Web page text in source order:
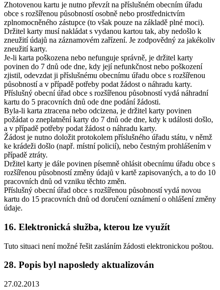
Zhotovenou kartu je nutno převzít na příslušném obecním úřadu
obce s rozšířenou působností osobně nebo prostřednictvím
zplnomocněného zástupce (to však pouze na základě plné moci).
Držitel karty musí nakládat s vydanou kartou tak, aby nedošlo k
zneužití údajů na záznamovém zařízení. Je zodpovědný za jakékoliv
zneužití karty.
Je-li karta poškozena nebo nefunguje správně, je držitel karty
povinen do 7 dnů ode dne, kdy její nefunkčnost nebo poškození
zjistil, odevzdat ji příslušnému obecnímu úřadu obce s rozšířenou
působností a v případě potřeby podat žádost o náhradu karty.
Příslušný obecní úřad obce s rozšířenou působností vydá náhradní
kartu do 5 pracovních dnů ode dne podání žádosti.
Byla-li karta ztracena nebo odcizena, je držitel karty povinen
požádat o zneplatnění karty do 7 dnů ode dne, kdy k události došlo,
a v případě potřeby podat žádost o náhradu karty.
Žádost je nutno doložit protokolem příslušného úřadu státu, v němž
ke krádeži došlo (např. místní policií), nebo čestným prohlášením v
případě ztráty.
Držitel karty je dále povinen písemně ohlásit obecnímu úřadu obce s
rozšířenou působností změny údajů v kartě zapisovaných, a to do 10
pracovních dnů od vzniku těchto změn.
Příslušný obecní úřad obce s rozšířenou působností vydá novou
kartu do 15 pracovních dnů od doručení oznámení o ohlášení změny
údaje.
16. Elektronická služba, kterou lze využít
Tuto situaci není možné řešit zasláním žádosti elektronickou poštou.
28. Popis byl naposledy aktualizován
27.02.2013